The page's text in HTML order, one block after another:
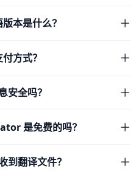
本是什么？
方式？
安全吗？
是免费的吗？
到翻译文件？